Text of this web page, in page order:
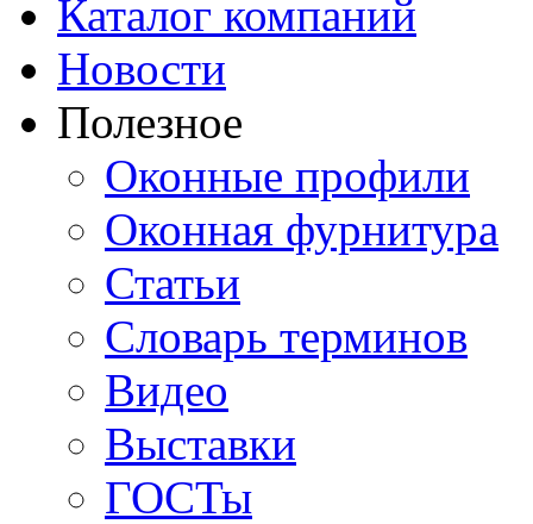
Каталог компаний
Новости
Полезное
Оконные профили
Оконная фурнитура
Статьи
Словарь терминов
Видео
Выставки
ГОСТы